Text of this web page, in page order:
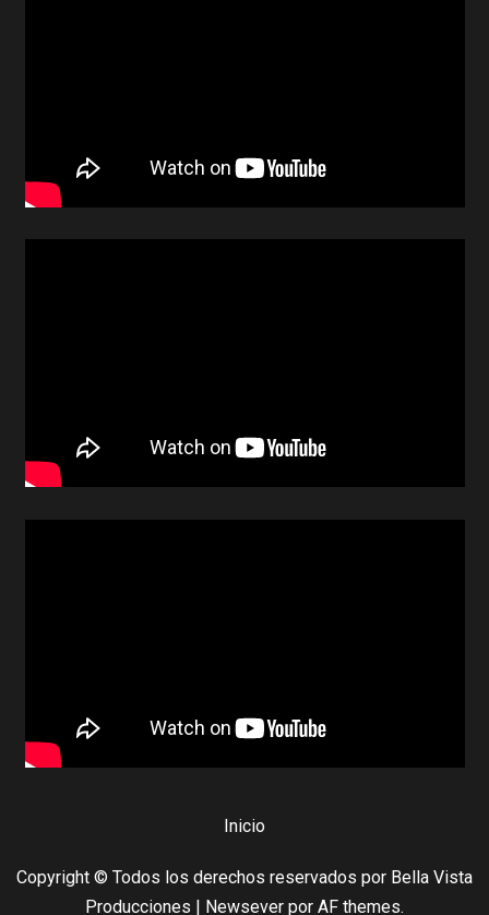
Inicio
Copyright © Todos los derechos reservados por Bella Vista
Producciones | Newsever por AF themes.